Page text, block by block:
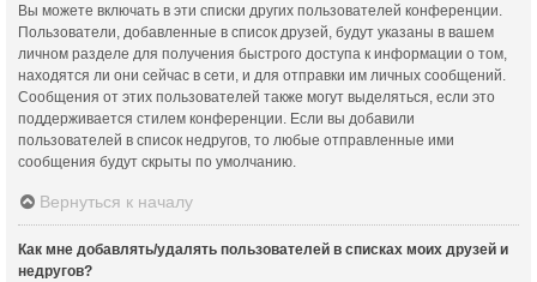
Вы можете включать в эти списки других пользователей конференции.
Пользователи, добавленные в список друзей, будут указаны в вашем
личном разделе для получения быстрого доступа к информации о том,
находятся ли они сейчас в сети, и для отправки им личных сообщений.
Сообщения от этих пользователей также могут выделяться, если это
поддерживается стилем конференции. Если вы добавили
пользователей в список недругов, то любые отправленные ими
сообщения будут скрыты по умолчанию.
Вернуться к началу
Как мне добавлять/удалять пользователей в списках моих друзей и
недругов?